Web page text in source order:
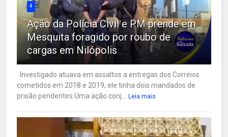
4
Ação da Polícia Civil e PM prende em
Mesquita foragido por roubo de
cargas em Nilópolis
Investigado atuava em assaltos a entregas dos Correios
cometidos em 2018 e 2019; ele tinha dois mandados de
prisão pendentes Uma ação conj... Leia mais